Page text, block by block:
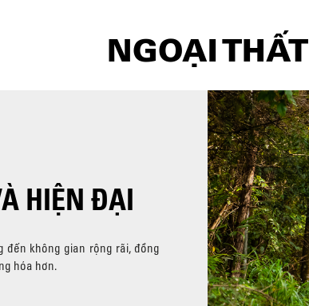
NGOẠI THẤT
HIỆN ĐẠI
đến không gian rộng rãi, đồng
hóa hơn.